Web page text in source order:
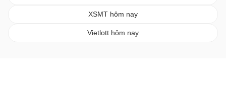
XSMT hôm nay
Vietlott hôm nay